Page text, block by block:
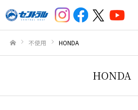
不使用 HONDA
HONDA